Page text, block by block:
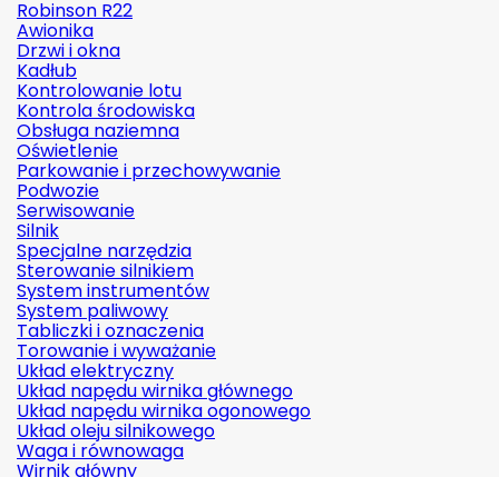
Robinson R22
Awionika
Drzwi i okna
Kadłub
Kontrolowanie lotu
Kontrola środowiska
Obsługa naziemna
Oświetlenie
Parkowanie i przechowywanie
Podwozie
Serwisowanie
Silnik
Specjalne narzędzia
Sterowanie silnikiem
System instrumentów
System paliwowy
Tabliczki i oznaczenia
Torowanie i wyważanie
Układ elektryczny
Układ napędu wirnika głównego
Układ napędu wirnika ogonowego
Układ oleju silnikowego
Waga i równowaga
Wirnik główny